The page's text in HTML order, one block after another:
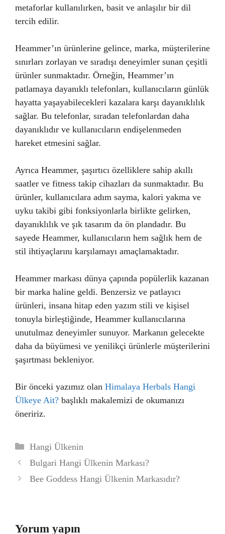
metaforlar kullanılırken, basit ve anlaşılır bir dil
tercih edilir.
Heammer’ın ürünlerine gelince, marka, müşterilerine
sınırları zorlayan ve sıradışı deneyimler sunan çeşitli
ürünler sunmaktadır. Örneğin, Heammer’ın
patlamaya dayanıklı telefonları, kullanıcıların günlük
hayatta yaşayabilecekleri kazalara karşı dayanıklılık
sağlar. Bu telefonlar, sıradan telefonlardan daha
dayanıklıdır ve kullanıcıların endişelenmeden
hareket etmesini sağlar.
Ayrıca Heammer, şaşırtıcı özelliklere sahip akıllı
saatler ve fitness takip cihazları da sunmaktadır. Bu
ürünler, kullanıcılara adım sayma, kalori yakma ve
uyku takibi gibi fonksiyonlarla birlikte gelirken,
dayanıklılık ve şık tasarım da ön plandadır. Bu
sayede Heammer, kullanıcıların hem sağlık hem de
stil ihtiyaçlarını karşılamayı amaçlamaktadır.
Heammer markası dünya çapında popülerlik kazanan
bir marka haline geldi. Benzersiz ve patlayıcı
ürünleri, insana hitap eden yazım stili ve kişisel
tonuyla birleştiğinde, Heammer kullanıcılarına
unutulmaz deneyimler sunuyor. Markanın gelecekte
daha da büyümesi ve yenilikçi ürünlerle müşterilerini
şaşırtması bekleniyor.
Bir önceki yazımız olan Himalaya Herbals Hangi
Ülkeye Ait? başlıklı makalemizi de okumanızı
öneririz.
Kategoriler
Hangi Ülkenin
Bulgari Hangi Ülkenin Markası?
Bee Goddess Hangi Ülkenin Markasıdır?
Yorum yapın